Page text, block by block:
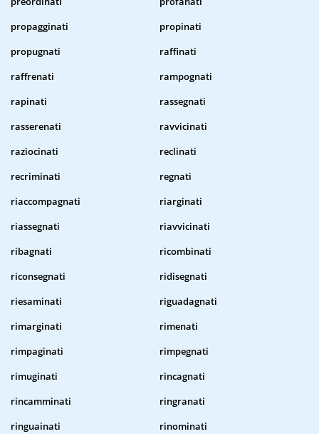
propagginati
propinati
propugnati
raffinati
raffrenati
rampognati
rapinati
rassegnati
rasserenati
ravvicinati
raziocinati
reclinati
recriminati
regnati
riaccompagnati
riarginati
riassegnati
riavvicinati
ribagnati
ricombinati
riconsegnati
ridisegnati
riesaminati
riguadagnati
rimarginati
rimenati
rimpaginati
rimpegnati
rimuginati
rincagnati
rincamminati
ringranati
ringuainati
rinominati